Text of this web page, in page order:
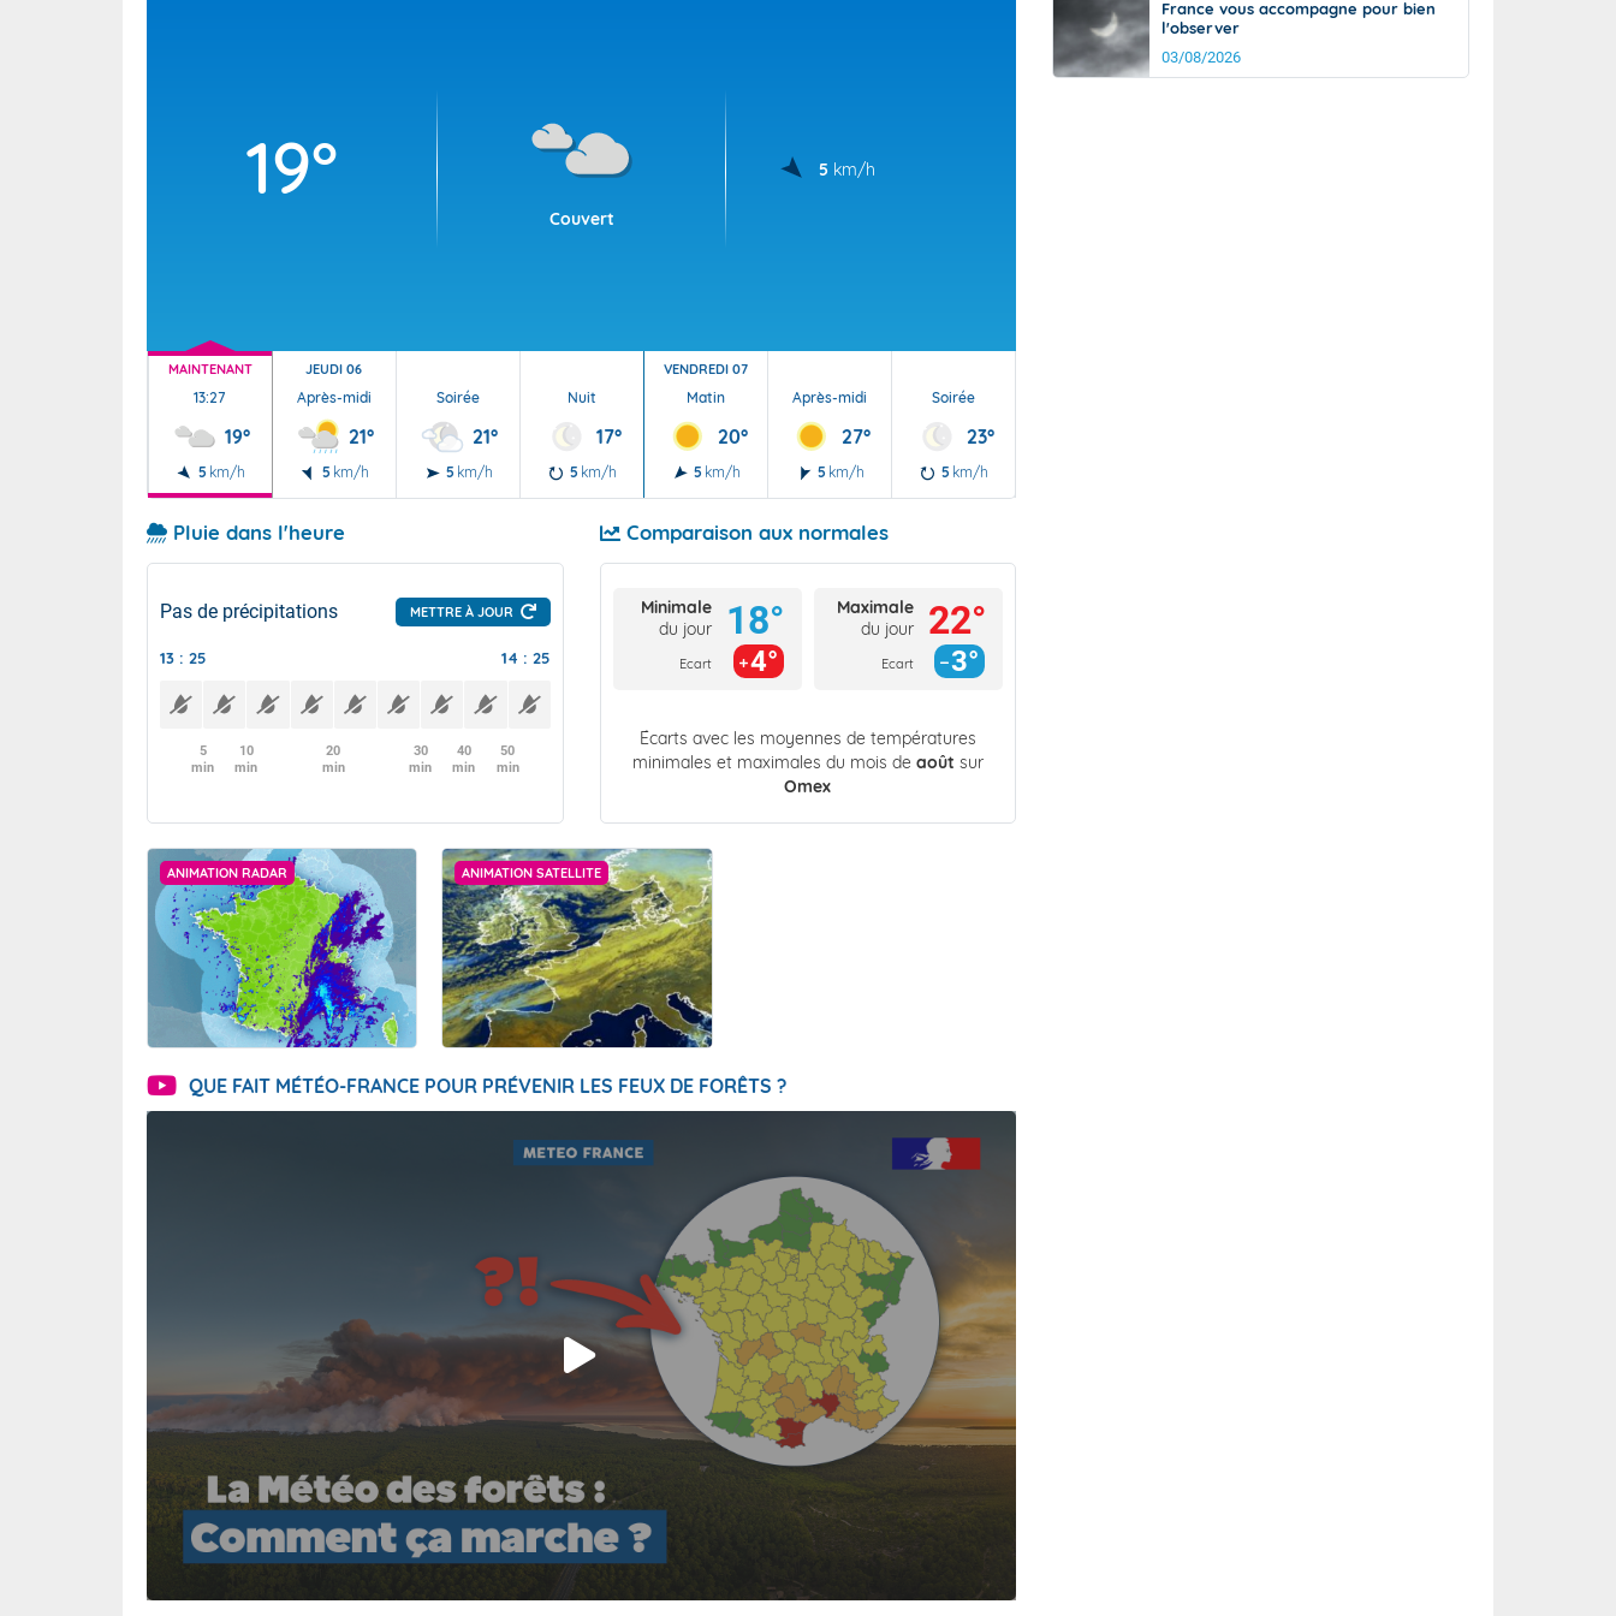
19°
Couvert
5 km/h
MAINTENANT
13:27
19°
5 km/h
JEUDI 06
Après-midi
21°
5 km/h
Soirée
21°
5 km/h
Nuit
17°
5 km/h
VENDREDI 07
Matin
20°
5 km/h
Après-midi
27°
5 km/h
Soirée
23°
5 km/h
Pluie dans l'heure
Pas de précipitations METTRE À JOUR
13 : 25 14 : 25
5
min
10
min
20
min
30
min
40
min
50
min
Comparaison aux normales
Minimale
du jour
Ecart
18°
4°
Maximale
du jour
Ecart
22°
3°
Écarts avec les moyennes de températures
minimales et maximales du mois de août sur
Omex
ANIMATION RADAR ANIMATION SATELLITE
QUE FAIT MÉTÉO-FRANCE POUR PRÉVENIR LES FEUX DE FORÊTS ?
France vous accompagne pour bien
l'observer
03/08/2026